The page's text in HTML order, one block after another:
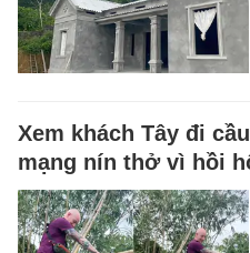
Xem khách Tây đi
mạng nín thở vì hồi